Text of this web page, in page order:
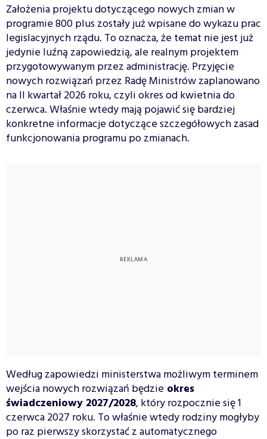
Założenia projektu dotyczącego nowych zmian w
programie 800 plus zostały już wpisane do wykazu prac
legislacyjnych rządu. To oznacza, że temat nie jest już
jedynie luźną zapowiedzią, ale realnym projektem
przygotowywanym przez administrację. Przyjęcie
nowych rozwiązań przez Radę Ministrów zaplanowano
na II kwartał 2026 roku, czyli okres od kwietnia do
czerwca. Właśnie wtedy mają pojawić się bardziej
konkretne informacje dotyczące szczegółowych zasad
funkcjonowania programu po zmianach.
Według zapowiedzi ministerstwa możliwym terminem
wejścia nowych rozwiązań będzie okres
świadczeniowy 2027/2028, który rozpocznie się 1
czerwca 2027 roku. To właśnie wtedy rodziny mogłyby
po raz pierwszy skorzystać z automatycznego